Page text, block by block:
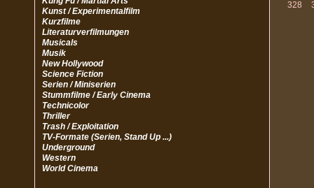
Kunst / Experimentalfilm
Kurzfilme
Literaturverfilmungen
Musicals
Musik
New Hollywood
Science Fiction
Serien / Miniserien
Stummfilme / Early Cinema
Technicolor
Thriller
Trash / Exploitation
TV-Formate (Serien, Stand Up ...)
Underground
Western
World Cinema
328